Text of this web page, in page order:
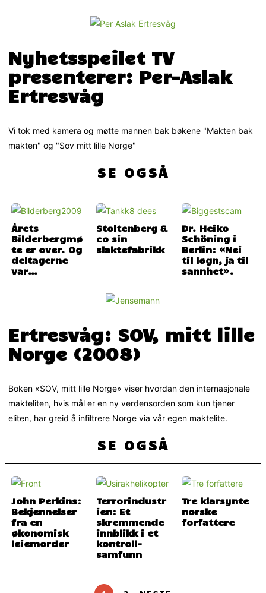
Nyhetsspeilet TV
presenterer: Per-Aslak
Ertresvåg
Vi tok med kamera og møtte mannen bak bøkene "Makten bak
makten" og "Sov mitt lille Norge"
SE OGSÅ
Årets
Bilderbergmø
te er over. Og
deltagerne
var…
Stoltenberg &
co sin
slaktefabrikk‏
Dr. Heiko
Schöning i
Berlin: «Nei
til løgn, ja til
sannhet».
Ertresvåg: SOV, mitt lille
Norge (2008)
Boken «SOV, mitt lille Norge» viser hvordan den internasjonale
makteliten, hvis mål er en ny verdensorden som kun tjener
eliten, har greid å infiltrere Norge via vår egen maktelite.
SE OGSÅ
John Perkins:
Bekjennelser
fra en
økonomisk
leiemorder
Terrorindustr
ien: Et
skremmende
innblikk i et
kontroll­
samfunn
Tre klarsynte
norske
forfattere